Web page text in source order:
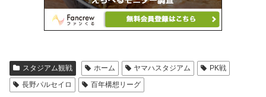
スタジアム観戦 ホーム ヤマハスタジアム
PK戦
長野パルセイロ
百年構想リーグ